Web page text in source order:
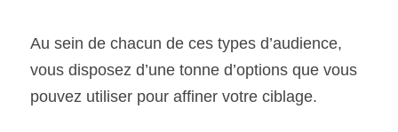
Au sein de chacun de ces types d’audience,
vous disposez d’une tonne d’options que vous
pouvez utiliser pour affiner votre ciblage.